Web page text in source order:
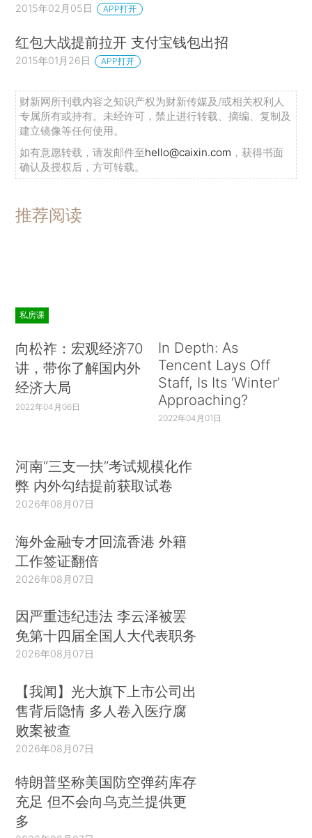
2015年02月05日 APP打开
红包大战提前拉开 支付宝钱包出招
2015年01月26日 APP打开
财新网所刊载内容之知识产权为财新传媒及/或相关权利人
专属所有或持有。未经许可，禁止进行转载、摘编、复制及
建立镜像等任何使用。
如有意愿转载，请发邮件至hello@caixin.com ，获得书面
确认及授权后，方可转载。
推荐阅读
私房课
向松祚：宏观经济70
讲，带你了解国内外
经济大局
2022年04月06日
In Depth: As
Tencent Lays Off
Staff, Is Its ‘Winter’
Approaching?
2022年04月01日
河南“三支一扶”考试规模化作
弊 内外勾结提前获取试卷
2026年08月07日
海外金融专才回流香港 外籍
工作签证翻倍
2026年08月07日
因严重违纪违法 李云泽被罢
免第十四届全国人大代表职务
2026年08月07日
【我闻】光大旗下上市公司出
售背后隐情 多人卷入医疗腐
败案被查
2026年08月07日
特朗普坚称美国防空弹药库存
充足 但不会向乌克兰提供更
多